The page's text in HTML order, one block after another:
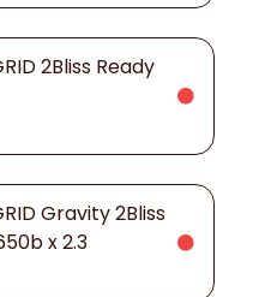
2Bliss Ready
Gravity 2Bliss
x 2.3